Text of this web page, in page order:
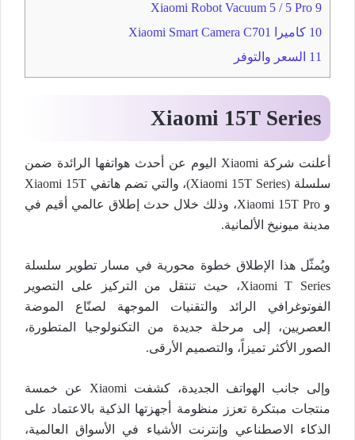
9
10 كاميرا Xiaomi Smart Camera C701
11 السعر والتوفر
Xiaomi 15T Series
أعلنت شركة Xiaomi اليوم عن أحدث هواتفها الرائدة ضمن
سلسلة (Xiaomi 15T Series)، والتي تضم هاتفي Xiaomi 15T
و Xiaomi 15T Pro، وذلك خلال حدث إطلاق عالمي أقيم في
مدينة ميونيخ الألمانية.
ويُمثّل هذا الإطلاق خطوة محورية في مسار تطوير سلسلة
Xiaomi T Series، حيث تنتقل من التركيز على التصوير
الفوتوغرافي الرائد والتقنيات الموجهة لصنّاع الموضة
العصريين، إلى مرحلة جديدة من التكنولوجيا المتطورة،
الصور الأكثر تميزاً، والتصميم الأرقى.
وإلى جانب الهواتف الجديدة، كشفت Xiaomi عن خمسة
منتجات مبتكرة تعزز منظومة أجهزتها الذكية بالاعتماد على
الذكاء الاصطناعي وإنترنت الأشياء في الأسواق العالمية،